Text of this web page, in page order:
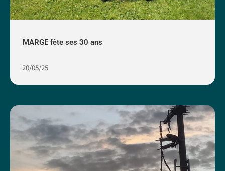
MARGE fête ses 30 ans
20/05/25